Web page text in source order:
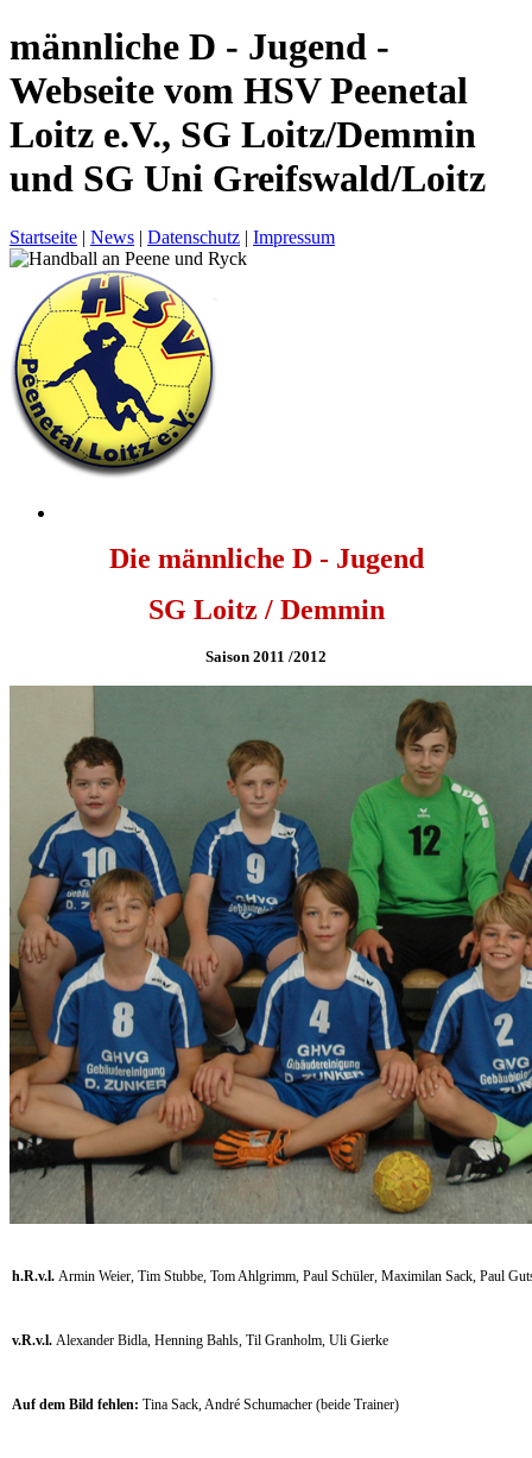
männliche D - Jugend -
Webseite vom HSV Peenetal
Loitz e.V., SG Loitz/Demmin
und SG Uni Greifswald/Loitz
Startseite | News | Datenschutz | Impressum
Die männliche D - Jugend
SG Loitz / Demmin
Saison 2011 /2012
h.R.v.l. Armin Weier, Tim Stubbe, Tom Ahlgrimm, Paul Schüler, Maximilan Sack, Paul
v.R.v.l. Alexander Bidla, Henning Bahls, Til Granholm, Uli Gierke
Auf dem Bild fehlen: Tina Sack, André Schumacher (beide Trainer)